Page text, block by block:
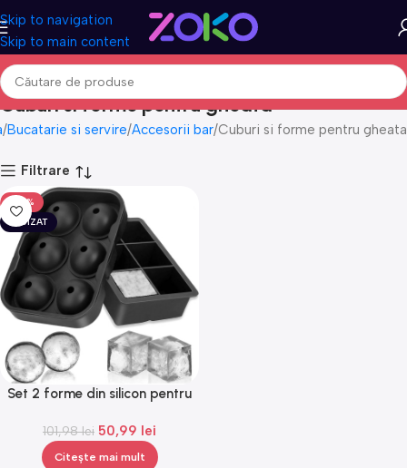
Skip to navigation
Skip to main content
Cuburi si forme pentru gheata
Bucatarie si servire Accesorii bar Cuburi si forme pentru gheata
Filtrare
-50%
EPUIZAT
Set 2 forme din silicon pentru
Bile, Gonga®
101,98lei 50,99 lei
Citește mai mult